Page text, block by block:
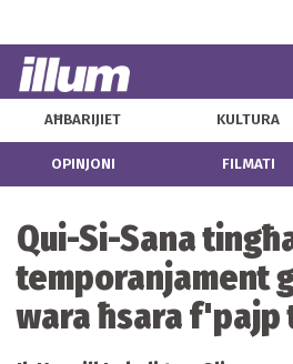
AĦBARIJIET KULTURA
OPINJONI FILMATI
Qui-Si-Sana
temporanjament
wara ħsara f'pajp